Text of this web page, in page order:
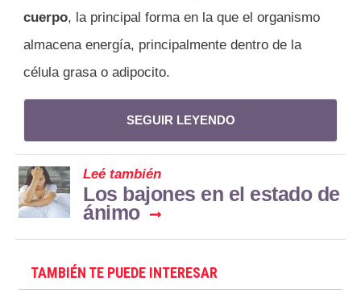
cuerpo, la principal forma en la que el organismo
almacena energía, principalmente dentro de la
célula grasa o adipocito.
SEGUIR LEYENDO
Leé también
Los bajones en el estado de
ánimo
TAMBIÉN TE PUEDE INTERESAR